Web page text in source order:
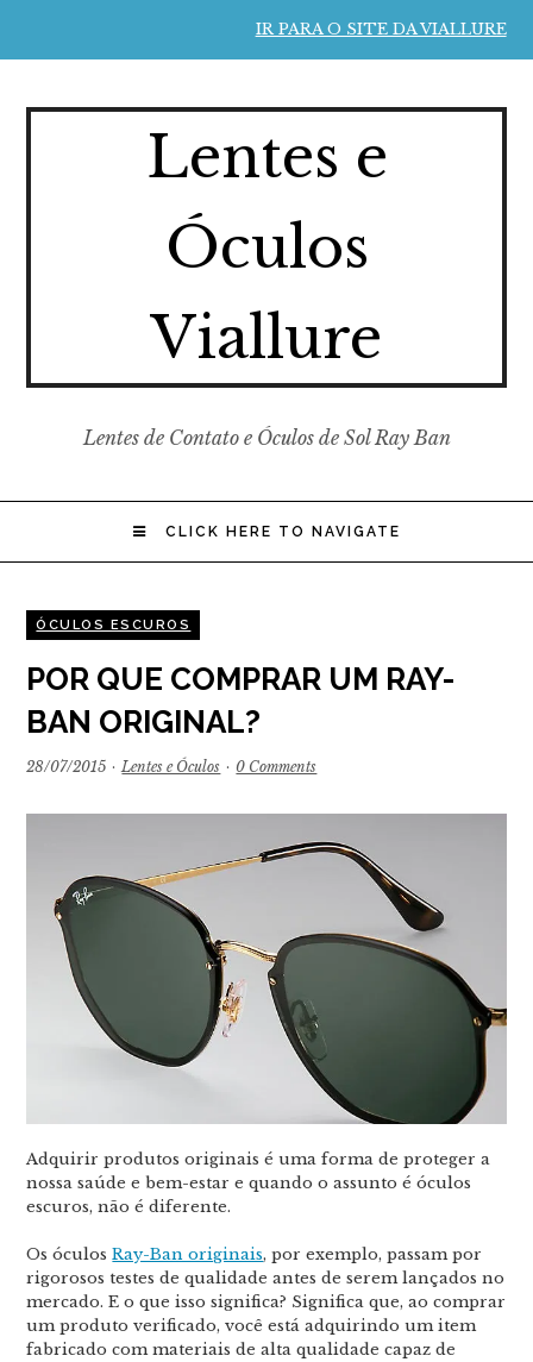
IR PARA O SITE DA VIALLURE
Lentes e
Óculos
Viallure
Lentes de Contato e Óculos de Sol Ray Ban
CLICK HERE TO NAVIGATE
ÓCULOS ESCUROS
POR QUE COMPRAR UM RAY-
BAN ORIGINAL?
28/07/2015 · Lentes e Óculos · 0 Comments
Adquirir produtos originais é uma forma de proteger a
nossa saúde e bem-estar e quando o assunto é óculos
escuros, não é diferente.
Os óculosRay-Ban originais, por exemplo, passam por
rigorosos testes de qualidade antes de serem lançados no
mercado. E o que isso significa? Significa que, ao comprar
um produto verificado, você está adquirindo um item
fabricado com materiais de alta qualidade capaz de